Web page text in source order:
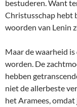
bestuderen. Want
Christusschap hebt
woorden van Lenin
Maar de waarheid
worden. De
hebben
niet de allerbeste
het Aramees,